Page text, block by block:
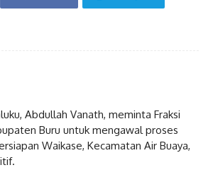
Abdullah Vanath, meminta Fraksi
Buru untuk mengawal proses
Waikase, Kecamatan Air Buaya,